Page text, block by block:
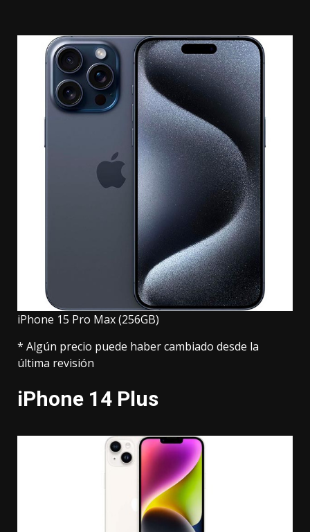
iPhone 15 Pro Max (256GB)
* Algún precio puede haber cambiado desde la
última revisión
iPhone 14 Plus